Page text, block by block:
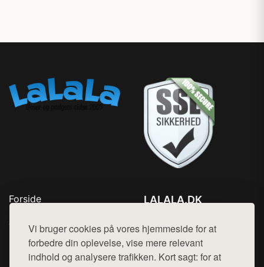
Vi bruger cookies på vores hjemmeside for at
forbedre din oplevelse, vise mere relevant
indhold og analysere trafikken. Kort sagt: for at
Forside
Top Rabatter
Blog
Kontakt
LALALA.DK
Mail: hej@want.dk
Cookie- og privatlivspolitik